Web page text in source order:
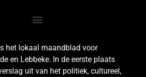
het lokaal maandblad voor
en Lebbeke. In de eerste plaats
uit van het politiek, cultureel,